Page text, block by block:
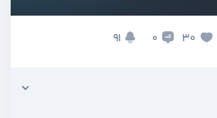
30
0
91